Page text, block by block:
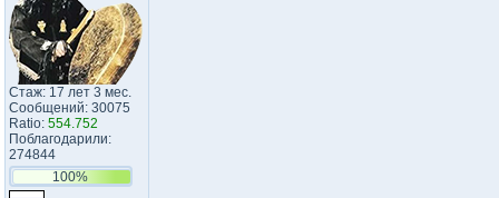
Стаж: 17 лет 3 мес.
Сообщений: 30075
Ratio: 554.752
Поблагодарили:
274844
100%